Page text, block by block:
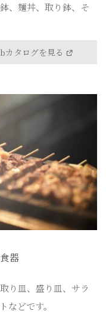
、麺丼、取り鉢、そ
カタログを見る
器
り皿、盛り皿、サラ
などです。